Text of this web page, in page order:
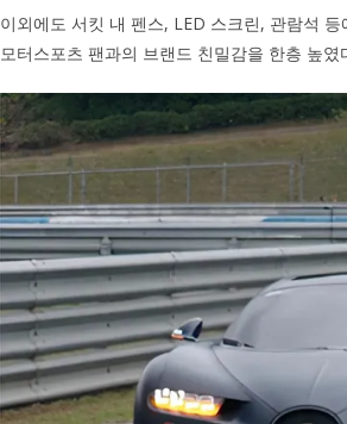
이외에도 서킷 내 펜스, LED 스크린, 관람석
모터스포츠 팬과의 브랜드 친밀감을 한층 높였